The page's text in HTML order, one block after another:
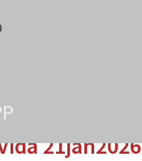
21jan2026